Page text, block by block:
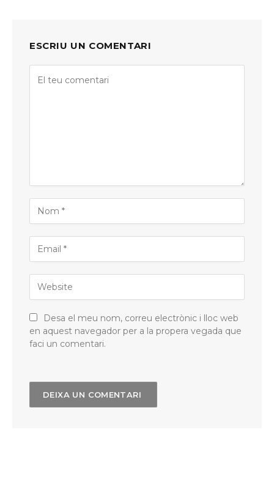
ESCRIU UN COMENTARI
Desa el meu nom, correu electrònic i lloc web
en aquest navegador per a la propera vegada que
faci un comentari.